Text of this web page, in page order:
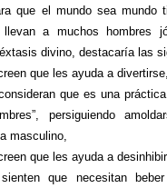
que el mundo sea
a muchos hombres
éxtasis divino, destacaría las
que les ayuda a divertirse,
que es una
persiguiendo
masculino,
que les ayuda a
sienten que necesitan